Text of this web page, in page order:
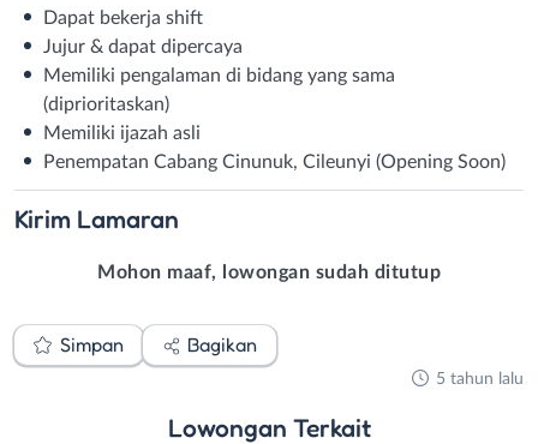
Dapat bekerja shift⁣
Jujur & dapat dipercaya⁣
Memiliki pengalaman di bidang yang sama
(diprioritaskan)⁣
Memiliki ijazah asli⁣
Penempatan Cabang Cinunuk, Cileunyi (Opening Soon)
Kirim Lamaran
Mohon maaf, lowongan sudah ditutup
Simpan Bagikan
5 tahun lalu
Lowongan Terkait